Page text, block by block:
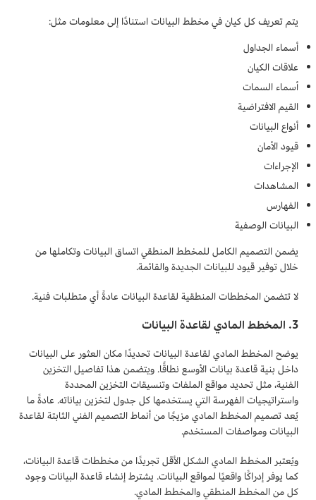
يتم تعريف كل كيان في مخطط البيانات استنادًا إلى معلومات مثل:
أسماء الجداول
علاقات الكيان
أسماء السمات
القيم الافتراضية
أنواع البيانات
قيود الأمان
الإجراءات
المشاهدات
الفهارس
البيانات الوصفية
يضمن التصميم الكامل للمخطط المنطقي اتساق البيانات وتكاملها من
خلال توفير قيود للبيانات الجديدة والقائمة.
لا تتضمن المخططات المنطقية لقاعدة البيانات عادةً أي متطلبات فنية.
3. المخطط المادي لقاعدة البيانات
يوضح المخطط المادي لقاعدة البيانات تحديدًا مكان العثور على البيانات
داخل بنية قاعدة بيانات الأوسع نطاقًا. ويتضمن هذا تفاصيل التخزين
الفنية، مثل تحديد مواقع الملفات وتنسيقات التخزين المحددة
واستراتيجيات الفهرسة التي يستخدمها كل جدول لتخزين بياناته. عادةً ما
يُعد تصميم المخطط المادي مزيجًا من أنماط التصميم الفني الثابتة لقاعدة
البيانات ومواصفات المستخدم.
ويُعتبر المخطط المادي الشكل الأقل تجريدًا من مخططات قاعدة البيانات،
كما يوفر إدراكًا واقعيًا لمواقع البيانات. يشترط إنشاء قاعدة البيانات وجود
كل من المخطط المنطقي والمخطط المادي.